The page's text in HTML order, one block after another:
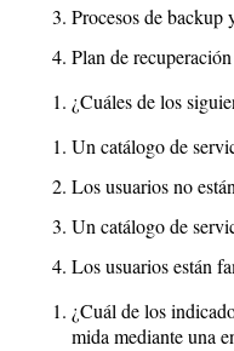
Procesos de backup
Plan de
¿Cuáles de los
Un catálogo de
Los usuarios no
Un catálogo de
Los usuarios están
¿Cuál de los
mida mediante una